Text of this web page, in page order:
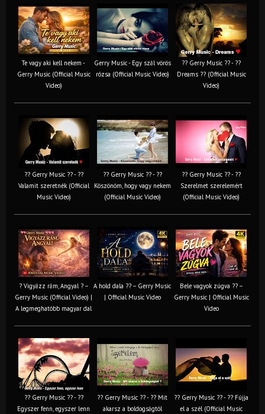
Te vagy aki kell nekem -
Gerry Music (Official Music
Video)
Gerry Music - Egy szál vörös
rózsa (Official Music Video)
?? Gerry Music ?? - ??
Dreams ?? (Official Music
Video)
?? Gerry Music ?? - ??
Valamit szeretnék (Official
Music Video)
?? Gerry Music ?? - ??
Köszönöm, hogy vagy nekem
(Official Music Video)
?? Gerry Music ?? - ??
Szerelmet szerelemért
(Official Music Video)
? Vigyázz rám, Angyal ? –
Gerry Music (Official Video) |
A legmeghatóbb magyar dal
A hold dala ?? – Gerry Music
| Official Music Video
Bele vagyok zúgva ?? –
Gerry Music | Official Music
Video
?? Gerry Music ?? - ??
Egyszer fenn, egyszer lenn
?? Gerry Music ?? - ?? Mit
akarsz a boldogságtól
?? Gerry Music ?? - ?? Fújja
el a szél (Official Music